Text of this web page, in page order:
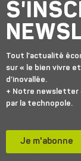
Tout l’actualité
sur « le bien vivre
d’inovallée.
+ Notre newsletter
par la technopole.
Je m'abonne